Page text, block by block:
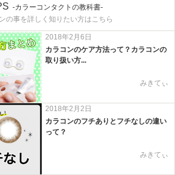
-カラーコンタクトの教科書-
の事を詳しく知りたい方はこちら
2018年2月6日
カラコンのケア方法って？カラコンの
取り扱い方...
みきてぃ
2018年2月2日
カラコンのフチありとフチなしの違い
って？
みきてぃ